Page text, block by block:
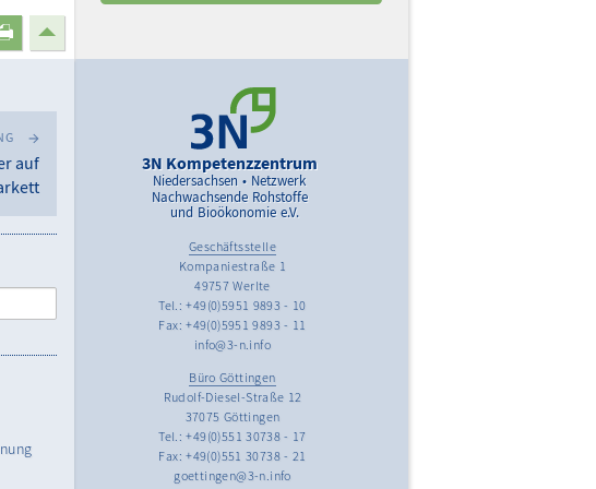
auf
3N Kompetenzzentrum
Niedersachsen • Netzwerk
Nachwachsende Rohstoffe
und Bioökonomie e.V.
Geschäftsstelle
Kompaniestraße 1
49757 Werlte
Tel.: +49(0)5951 9893 - 10
Fax: +49(0)5951 9893 - 11
info@3-n.info
Büro Göttingen
Rudolf-Diesel-Straße 12
37075 Göttingen
Tel.: +49(0)551 30738 - 17
Fax: +49(0)551 30738 - 21
goettingen@3-n.info